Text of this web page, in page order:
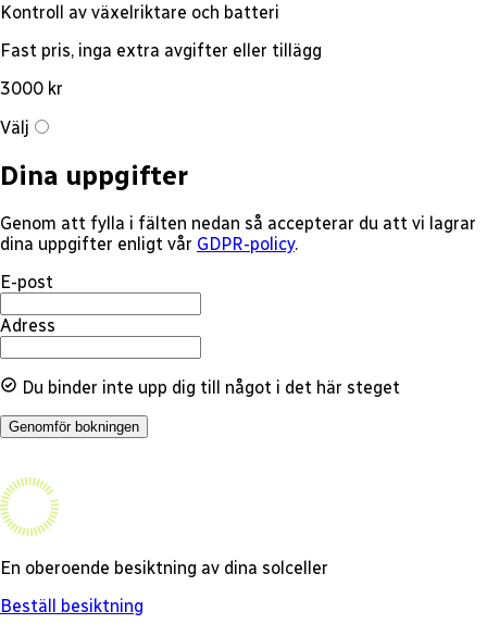
Kontroll av växelriktare och batteri
Fast pris, inga extra avgifter eller tillägg
3000 kr
Välj
Dina uppgifter
Genom att fylla i fälten nedan så accepterar du att vi lagrar
dina uppgifter enligt vår GDPR-policy.
E-post
Adress
Du binder inte upp dig till något i det här steget
Genomför bokningen
En oberoende besiktning av dina solceller
Beställ besiktning